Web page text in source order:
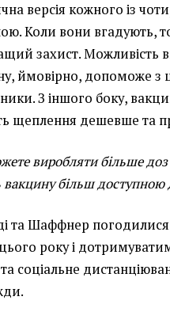
версія кожного із
Коли вони вгадують,
захист. Можливість
ймовірно, допоможе з
З іншого боку,
щеплення дешевше та
виробляти більше
вакцину більш доступною
та Шаффнер
року і
соціальне